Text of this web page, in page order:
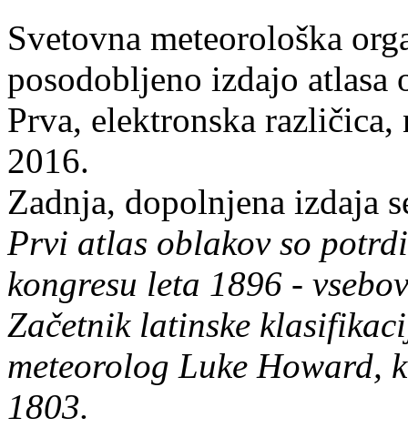
Svetovna meteorološka
posodobljeno izdajo atlasa
Prva, elektronska
2016.
Zadnja, dopolnjena izdaja
Prvi atlas oblakov so
kongresu leta 1896 -
Začetnik latinske
meteorolog Luke Howard,
1803.